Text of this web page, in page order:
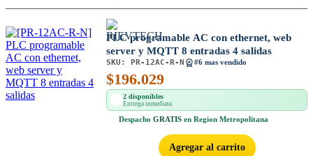
PLC programable AC con ethernet, web
server y MQTT 8 entradas 4 salidas
SKU: PR-12AC-R-N #6 mas vendido
$196.029
2 disponibles
Entrega inmediata
Despacho GRATIS en Region Metropolitana
Agregar al carrito